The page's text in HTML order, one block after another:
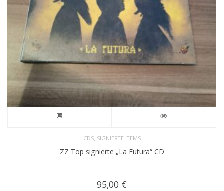
CDS, SIGNIERTE ITEMS
ZZ Top signierte „La Futura“ CD
95,00 €